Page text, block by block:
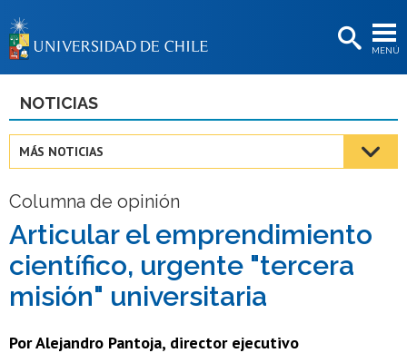
MENÚ
BIBLIOTECAS
Estudiantes
Académicas/os
Funcionarias/os
Egresadas/os
NOTICIAS
MÁS NOTICIAS
Columna de opinión
Articular el emprendimiento
científico, urgente "tercera
misión" universitaria
Por Alejandro Pantoja, director ejecutivo